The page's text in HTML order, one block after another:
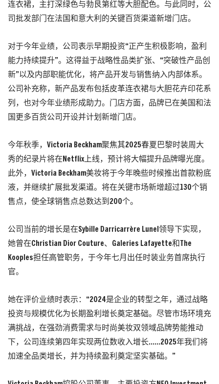
连衣裙，主打深绿色与勃艮第红等大胆配色。与此同时，公
司批发部门在法国和意大利的关键百货渠道新增门店。
对于今年业绩，公司表示早期投资“正产生积极影响，盈利
能力持续提升”。这得益于战略性品类扩张、“突破性产品创
新”以及内部职能优化，将产品开发与销售纳入内部体系。
公司补充称，新产品发布包括皮革连衣裙与大胆花卉印花系
列，也对今年业绩形成助力。门店方面，品牌已在美国和法
国更多百货公司开设并计划新增门店。
今年秋季，Victoria Beckham聚焦其2025春夏巴黎时装周大
秀的纪录片将在Netflix上线，预计将大幅提升品牌曝光度。
此外，Victoria Beckham美妆将于今年晚些时候推出首款粉底
液，并继续扩展批发渠道。将在关键市场新增超过130个销
售点，使全球销售点总数达到200个。
公司当前的增长是在Sybille Darricarrère Lunel领导下实现，
她曾在Christian Dior Couture、Galeries Lafayette和The
Kooples担任高管职务，于今年七月出任时装业务首席执行
官。
她在评价业绩时表示：“2024是企业的转型之年，通过战略
投资与规模优化为长期盈利增长奠定基础。尽管市场环境充
满挑战，在强劲消费需求与时尚美妆双领域品牌势能推动
下，公司连续第四年实现两位数收入增长……2025年我们将
加速全品类增长，并为持续盈利奠定坚实基础。”